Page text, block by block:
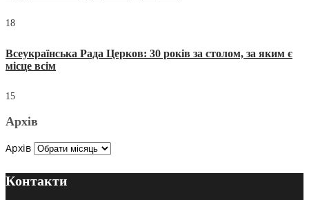
18
Всеукраїнська Рада Церков: 30 років за столом, за яким є
місце всім
15
Архів
Архів
Контакти